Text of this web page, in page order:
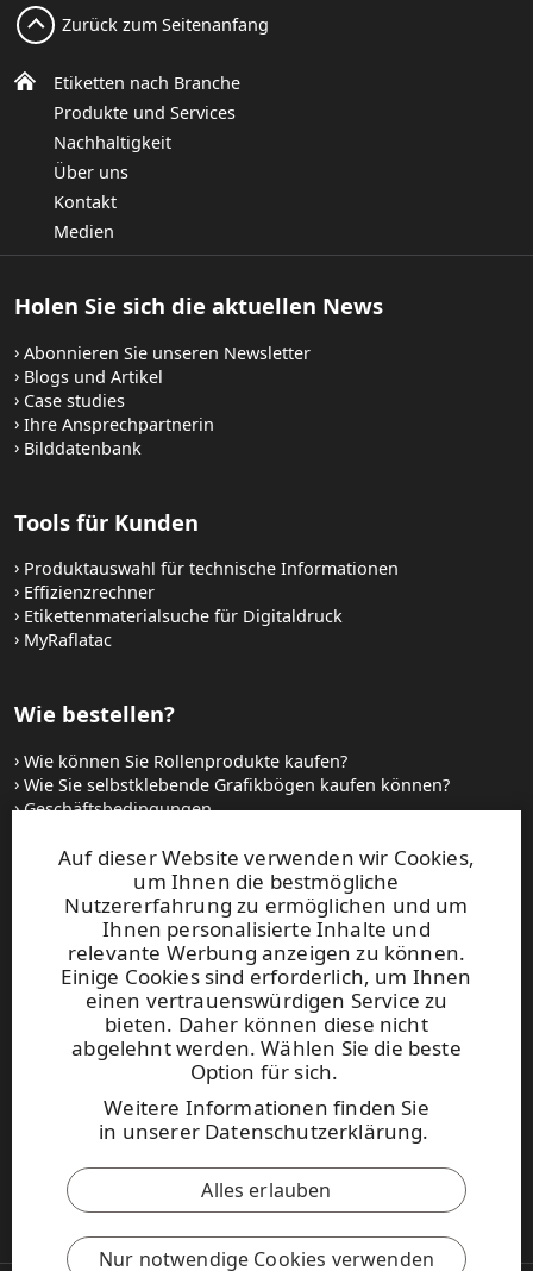
Auf dieser Website verwenden wir Cookies,
um Ihnen die bestmögliche
Nutzererfahrung zu ermöglichen und um
Ihnen personalisierte Inhalte und
relevante Werbung anzeigen zu können.
Einige Cookies sind erforderlich, um Ihnen
einen vertrauenswürdigen Service zu
bieten. Daher können diese nicht
abgelehnt werden. Wählen Sie die beste
Option für sich.
Weitere Informationen finden Sie
in unserer Datenschutzerklärung.
Alles erlauben
Nur notwendige Cookies verwenden
Etiketten nach Branche
Produkte und Services
Nachhaltigkeit
Über uns
Kontakt
Medien
Zurück zum Seitenanfang
Holen Sie sich die aktuellen News
Abonnieren Sie unseren Newsletter
Blogs und Artikel
Case studies
Ihre Ansprechpartnerin
Bilddatenbank
Tools für Kunden
Produktauswahl für technische Informationen
Effizienzrechner
Etikettenmaterialsuche für Digitaldruck
MyRaflatac
Wie bestellen?
Wie können Sie Rollenprodukte kaufen?
Wie Sie selbstklebende Grafikbögen kaufen können?
Geschäftsbedingungen
Websites und kontakt
UPM Raflatac Graphics Solutions
UPM Raflatac Office Products
UPM Raflatac Industrial Removables
Kontakt
Diese Seite ist durch reCAPTCHA
geschützt.DatenschutzerklärungundNutzungsbedingungen
UPM Verhaltenskodex